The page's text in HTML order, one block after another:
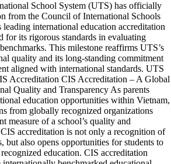
School System (UTS) has officially
from the Council of International Schools
international education accreditation
for its rigorous standards in evaluating
This milestone reaffirms UTS’s
quality and its long-standing commitment
aligned with international standards. UTS
Accreditation CIS Accreditation – A Global
Quality and Transparency As parents
education opportunities within Vietnam,
from globally recognized organizations
measure of a school’s quality and
accreditation is not only a recognition of
but also opens opportunities for students to
education. CIS accreditation